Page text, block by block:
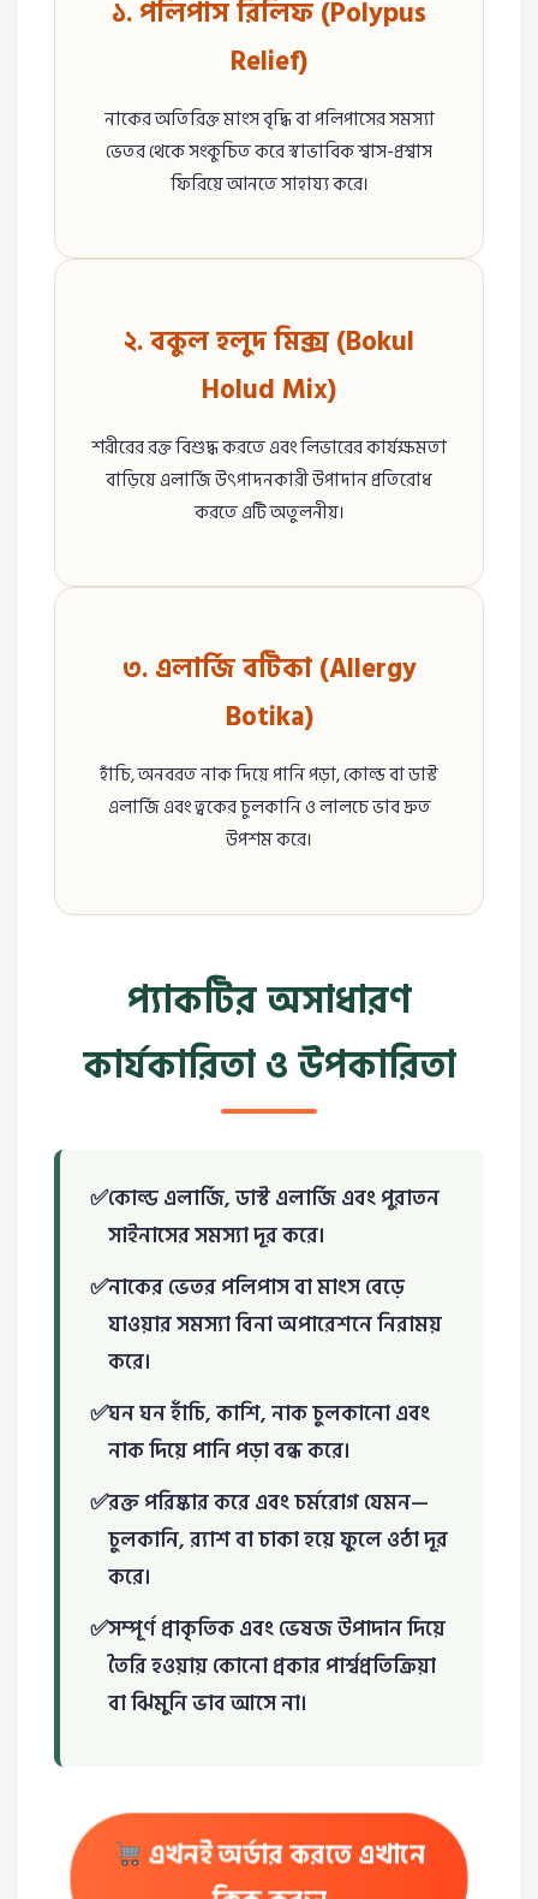
১. পলিপাস রিলিফ (Polypus
Relief)
নাকের অতিরিক্ত মাংস বৃদ্ধি বা পলিপাসের সমস্যা
ভেতর থেকে সংকুচিত করে স্বাভাবিক শ্বাস-প্রশ্বাস
ফিরিয়ে আনতে সাহায্য করে।
২. বকুল হলুদ মিক্স (Bokul
Holud Mix)
শরীরের রক্ত বিশুদ্ধ করতে এবং লিভারের কার্যক্ষমতা
বাড়িয়ে এলার্জি উৎপাদনকারী উপাদান প্রতিরোধ
করতে এটি অতুলনীয়।
৩. এলার্জি বটিকা (Allergy
Botika)
হাঁচি, অনবরত নাক দিয়ে পানি পড়া, কোল্ড বা ডাস্ট
এলার্জি এবং ত্বকের চুলকানি ও লালচে ভাব দ্রুত
উপশম করে।
প্যাকটির অসাধারণ
কার্যকারিতা ও উপকারিতা
কোল্ড এলার্জি, ডাস্ট এলার্জি এবং পুরাতন
সাইনাসের সমস্যা দূর করে।
নাকের ভেতর পলিপাস বা মাংস বেড়ে
যাওয়ার সমস্যা বিনা অপারেশনে নিরাময়
করে।
ঘন ঘন হাঁচি, কাশি, নাক চুলকানো এবং
নাক দিয়ে পানি পড়া বন্ধ করে।
রক্ত পরিষ্কার করে এবং চর্মরোগ যেমন—
চুলকানি, র‍্যাশ বা চাকা হয়ে ফুলে ওঠা দূর
করে।
সম্পূর্ণ প্রাকৃতিক এবং ভেষজ উপাদান দিয়ে
তৈরি হওয়ায় কোনো প্রকার পার্শ্বপ্রতিক্রিয়া
বা ঝিমুনি ভাব আসে না।
এখনই অর্ডার করতে এখানে